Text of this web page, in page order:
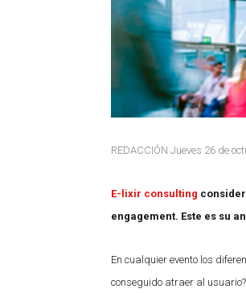
REDACCIÓN Jueves 26 de
E-lixir consulting
engagement. Este es su
En cualquier evento los
conseguido atraer al